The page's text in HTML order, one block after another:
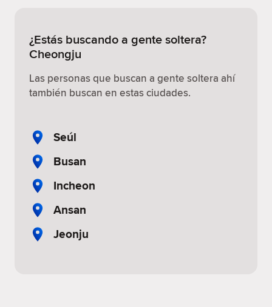
¿Estás buscando a gente soltera?
Cheongju
Las personas que buscan a gente soltera ahí
también buscan en estas ciudades.
Seúl
Busan
Incheon
Ansan
Jeonju